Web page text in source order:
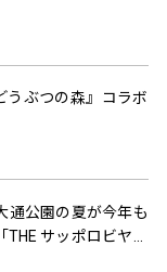
うぶつの森』コラボ
通公園の夏が今年も
サッポロビヤガ